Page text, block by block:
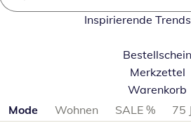
Inspirierende
Bestellschein
Merkzettel
Warenkorb
Produktkategorien überspringen
Mode Wohnen SALE %
75